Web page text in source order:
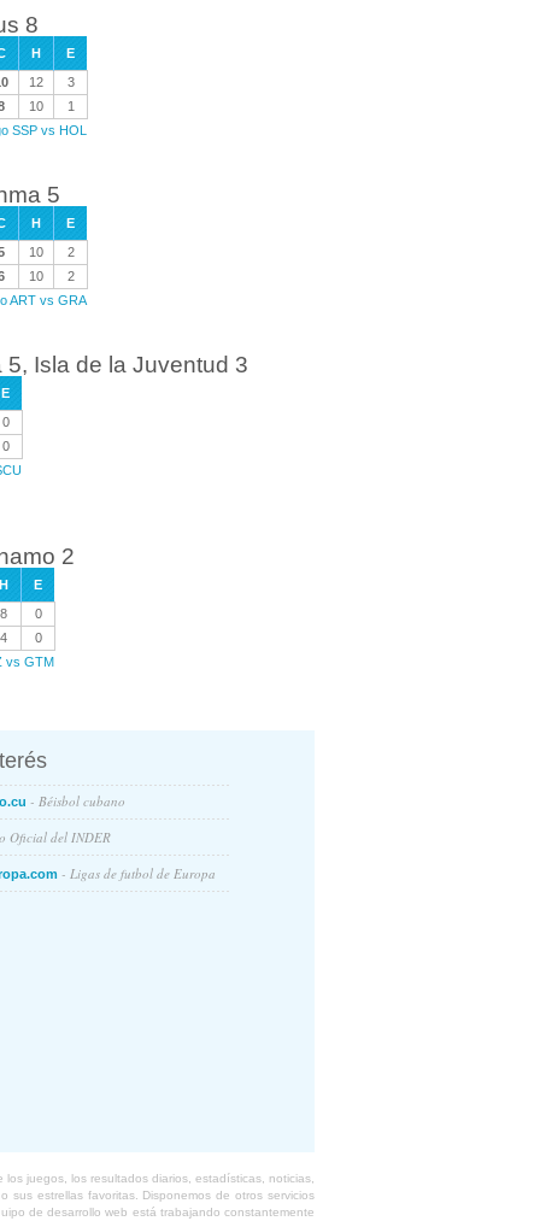
8
H
E
12
3
10
1
SSP vs HOL
5
H
E
10
2
10
2
ART vs GRA
Isla de la Juventud 3
E
0
0
2
H
E
8
0
4
0
vs GTM
- Béisbol cubano
Oficial del INDER
- Ligas de futbol de Europa
juegos, los resultados diarios, estadísticas, noticias,
estrellas favoritas. Disponemos de otros servicios
de desarrollo web está trabajando constantemente